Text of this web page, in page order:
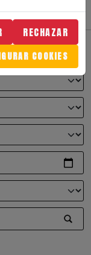
RECHAZAR
COOKIES